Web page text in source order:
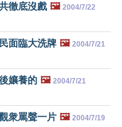
徹底沒戲 🖼️ 2004/7/22
面臨大洗牌 🖼️ 2004/7/21
孃養的 🖼️ 2004/7/21
衆罵聲一片 🖼️ 2004/7/19